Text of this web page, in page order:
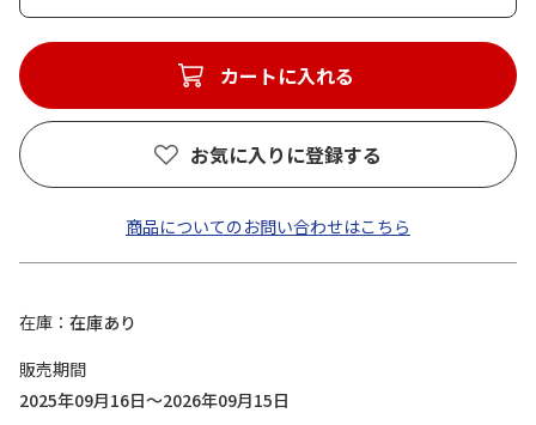
カートに入れる
お気に入りに登録する
商品についてのお問い合わせはこちら
在庫
在庫あり
販売期間
2025年09月16日～2026年09月15日